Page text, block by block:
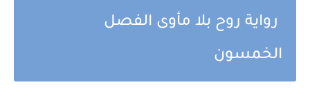
رواية روح بلا مأوى الفصل
الخمسون